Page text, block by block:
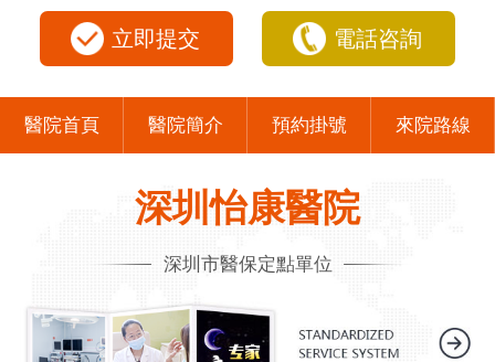
立即提交 電話咨詢
醫院首頁 醫院簡介 預約掛號 來院路線
深圳怡康醫院
深圳市醫保定點單位